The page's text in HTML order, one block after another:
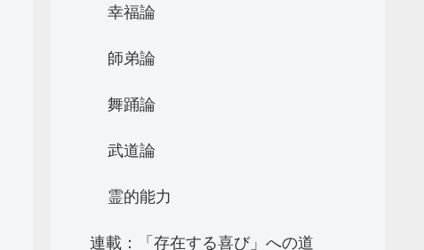
幸福論
師弟論
舞踊論
武道論
霊的能力
連載：「存在する喜び」への道